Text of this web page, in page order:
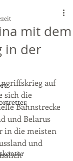
mit dem
in der
auf
sich die
Bahnstrecke
und Belarus
in die meisten
und